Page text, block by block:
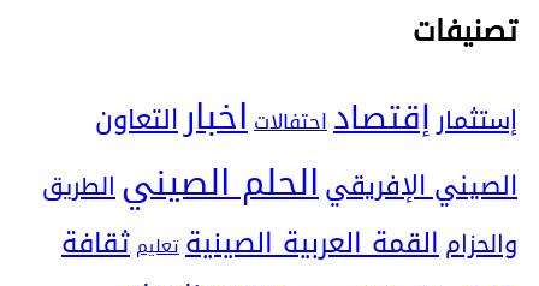
تصنيفات
إستثمارإقتصاداحتفالاتاخبارالتعاون
الصيني الإفريقيالحلم الصينيالطريق
والحزامالقمة العربية الصينيةتعليم ثقافة